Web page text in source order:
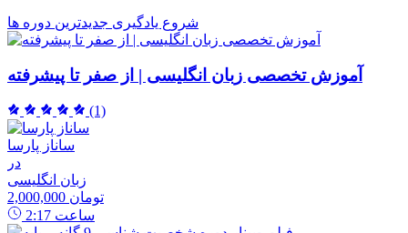
شروع یادگیری جدیدترین دوره ها
آموزش تخصصی زبان انگلیسی | از صفر تا پیشرفته
(1)
ساناز پارسا
در
زبان انگلیسی
2,000,000 تومان
2:17 ساعت